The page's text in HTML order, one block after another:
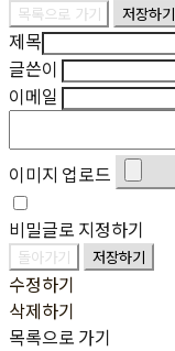
목록으로 가기 저장하기
제목
글쓴이
이메일
이미지 업로드
비밀글로 지정하기
돌아가기 저장하기
수정하기
삭제하기
목록으로 가기